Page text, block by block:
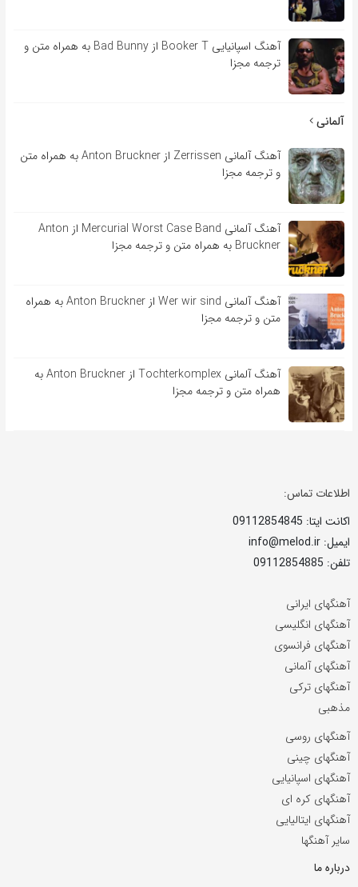
آهنگ اسپانیایی Booker T از Bad Bunny به همراه متن و
ترجمه مجزا
آلمانی
آهنگ آلمانی Zerrissen از Anton Bruckner به همراه متن
و ترجمه مجزا
آهنگ آلمانی Mercurial Worst Case Band از Anton
Bruckner به همراه متن و ترجمه مجزا
آهنگ آلمانی Wer wir sind از Anton Bruckner به همراه
متن و ترجمه مجزا
آهنگ آلمانی Tochterkomplex از Anton Bruckner به
همراه متن و ترجمه مجزا
اطلاعات تماس:
اکانت ایتا: 09112854845
ایمیل: info@melod.ir
تلفن: 09112854885
آهنگهای ایرانی
آهنگهای انگلیسی
آهنگهای فرانسوی
آهنگهای آلمانی
آهنگهای ترکی
مذهبی
آهنگهای روسی
آهنگهای چینی
آهنگهای اسپانیایی
آهنگهای کره ای
آهنگهای ایتالیایی
سایر آهنگها
درباره ما